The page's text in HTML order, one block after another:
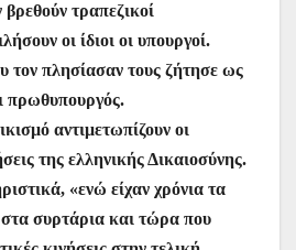
τραπεζικοί
οι ίδιοι οι υπουργοί.
τον πλησίασαν τους ζήτησε ως
πρωθυπουργός.
αντιμετωπίζουν οι
της ελληνικής Δικαιοσύνης.
«ενώ είχαν χρόνια τα
στα συρτάρια και τώρα που